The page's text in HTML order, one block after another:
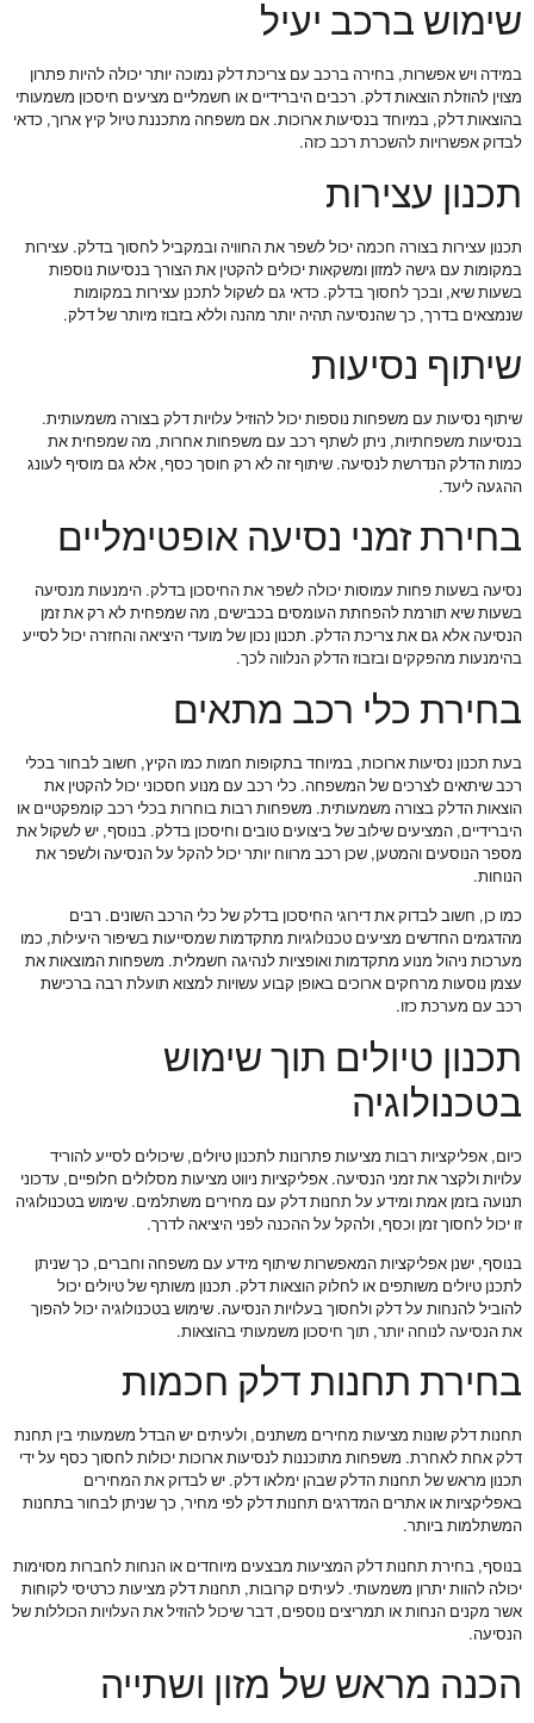
שימוש ברכב יעיל
במידה ויש אפשרות, בחירה ברכב עם צריכת דלק נמוכה יותר יכולה להיות פתרון
מצוין להוזלת הוצאות דלק. רכבים היברידיים או חשמליים מציעים חיסכון משמעותי
בהוצאות דלק, במיוחד בנסיעות ארוכות. אם משפחה מתכננת טיול קיץ ארוך, כדאי
לבדוק אפשרויות להשכרת רכב כזה.
תכנון עצירות
תכנון עצירות בצורה חכמה יכול לשפר את החוויה ובמקביל לחסוך בדלק. עצירות
במקומות עם גישה למזון ומשקאות יכולים להקטין את הצורך בנסיעות נוספות
בשעות שיא, ובכך לחסוך בדלק. כדאי גם לשקול לתכנן עצירות במקומות
שנמצאים בדרך, כך שהנסיעה תהיה יותר מהנה וללא בזבוז מיותר של דלק.
שיתוף נסיעות
שיתוף נסיעות עם משפחות נוספות יכול להוזיל עלויות דלק בצורה משמעותית.
בנסיעות משפחתיות, ניתן לשתף רכב עם משפחות אחרות, מה שמפחית את
כמות הדלק הנדרשת לנסיעה. שיתוף זה לא רק חוסך כסף, אלא גם מוסיף לעונג
ההגעה ליעד.
בחירת זמני נסיעה אופטימליים
נסיעה בשעות פחות עמוסות יכולה לשפר את החיסכון בדלק. הימנעות מנסיעה
בשעות שיא תורמת להפחתת העומסים בכבישים, מה שמפחית לא רק את זמן
הנסיעה אלא גם את צריכת הדלק. תכנון נכון של מועדי היציאה והחזרה יכול לסייע
בהימנעות מהפקקים ובזבוז הדלק הנלווה לכך.
בחירת כלי רכב מתאים
בעת תכנון נסיעות ארוכות, במיוחד בתקופות חמות כמו הקיץ, חשוב לבחור בכלי
רכב שיתאים לצרכים של המשפחה. כלי רכב עם מנוע חסכוני יכול להקטין את
הוצאות הדלק בצורה משמעותית. משפחות רבות בוחרות בכלי רכב קומפקטיים או
היברידיים, המציעים שילוב של ביצועים טובים וחיסכון בדלק. בנוסף, יש לשקול את
מספר הנוסעים והמטען, שכן רכב מרווח יותר יכול להקל על הנסיעה ולשפר את
הנוחות.
כמו כן, חשוב לבדוק את דירוגי החיסכון בדלק של כלי הרכב השונים. רבים
מהדגמים החדשים מציעים טכנולוגיות מתקדמות שמסייעות בשיפור היעילות, כמו
מערכות ניהול מנוע מתקדמות ואופציות לנהיגה חשמלית. משפחות המוצאות את
עצמן נוסעות מרחקים ארוכים באופן קבוע עשויות למצוא תועלת רבה ברכישת
רכב עם מערכת כזו.
תכנון טיולים תוך שימוש
בטכנולוגיה
כיום, אפליקציות רבות מציעות פתרונות לתכנון טיולים, שיכולים לסייע להוריד
עלויות ולקצר את זמני הנסיעה. אפליקציות ניווט מציעות מסלולים חלופיים, עדכוני
תנועה בזמן אמת ומידע על תחנות דלק עם מחירים משתלמים. שימוש בטכנולוגיה
זו יכול לחסוך זמן וכסף, ולהקל על ההכנה לפני היציאה לדרך.
בנוסף, ישנן אפליקציות המאפשרות שיתוף מידע עם משפחה וחברים, כך שניתן
לתכנן טיולים משותפים או לחלוק הוצאות דלק. תכנון משותף של טיולים יכול
להוביל להנחות על דלק ולחסוך בעלויות הנסיעה. שימוש בטכנולוגיה יכול להפוך
את הנסיעה לנוחה יותר, תוך חיסכון משמעותי בהוצאות.
בחירת תחנות דלק חכמות
תחנות דלק שונות מציעות מחירים משתנים, ולעיתים יש הבדל משמעותי בין תחנת
דלק אחת לאחרת. משפחות מתוכננות לנסיעות ארוכות יכולות לחסוך כסף על ידי
תכנון מראש של תחנות הדלק שבהן ימלאו דלק. יש לבדוק את המחירים
באפליקציות או אתרים המדרגים תחנות דלק לפי מחיר, כך שניתן לבחור בתחנות
המשתלמות ביותר.
בנוסף, בחירת תחנות דלק המציעות מבצעים מיוחדים או הנחות לחברות מסוימות
יכולה להוות יתרון משמעותי. לעיתים קרובות, תחנות דלק מציעות כרטיסי לקוחות
אשר מקנים הנחות או תמריצים נוספים, דבר שיכול להוזיל את העלויות הכוללות של
הנסיעה.
הכנה מראש של מזון ושתייה